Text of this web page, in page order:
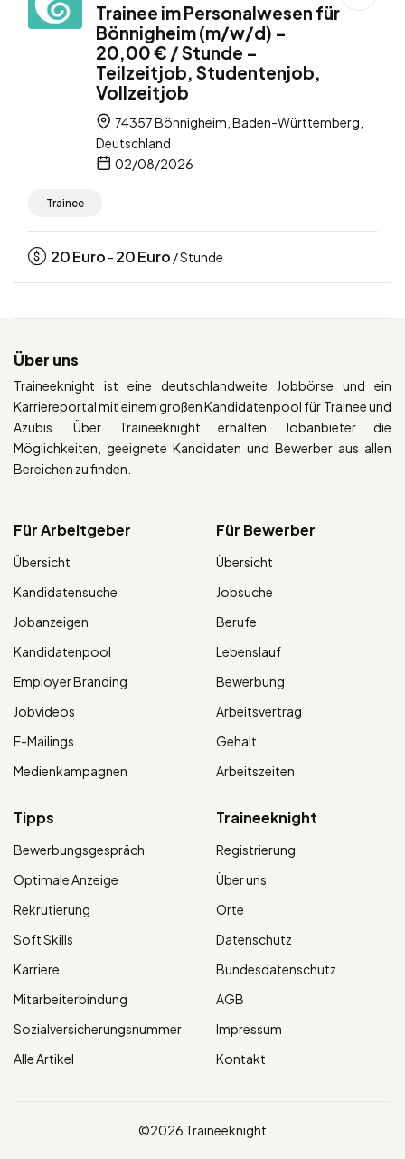
Trainee im Personalwesen für
Bönnigheim (m/w/d) –
20,00 € / Stunde –
Teilzeitjob, Studentenjob,
Vollzeitjob
74357 Bönnigheim, Baden-Württemberg,
Deutschland
02/08/2026
Trainee
20Euro - 20Euro / Stunde
Über uns
Traineeknight ist eine deutschlandweite Jobbörse und ein
Karriereportal mit einem großen Kandidatenpool für Trainee und
Azubis. Über Traineeknight erhalten Jobanbieter die
Möglichkeiten, geeignete Kandidaten und Bewerber aus allen
Bereichen zu finden.
Für Arbeitgeber
Übersicht
Kandidatensuche
Jobanzeigen
Kandidatenpool
Employer Branding
Jobvideos
E-Mailings
Medienkampagnen
Für Bewerber
Übersicht
Jobsuche
Berufe
Lebenslauf
Bewerbung
Arbeitsvertrag
Gehalt
Arbeitszeiten
Tipps
Bewerbungsgespräch
Optimale Anzeige
Rekrutierung
Soft Skills
Karriere
Mitarbeiterbindung
Sozialversicherungsnummer
Alle Artikel
Traineeknight
Registrierung
Über uns
Orte
Datenschutz
Bundesdatenschutz
AGB
Impressum
Kontakt
©2026 Traineeknight